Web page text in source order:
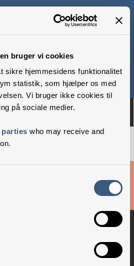
bruger vi cookies
sikre hjemmesidens funktionalitet
statistik, som hjælper os med
Vi bruger ikke cookies til
på sociale medier.
who may receive and